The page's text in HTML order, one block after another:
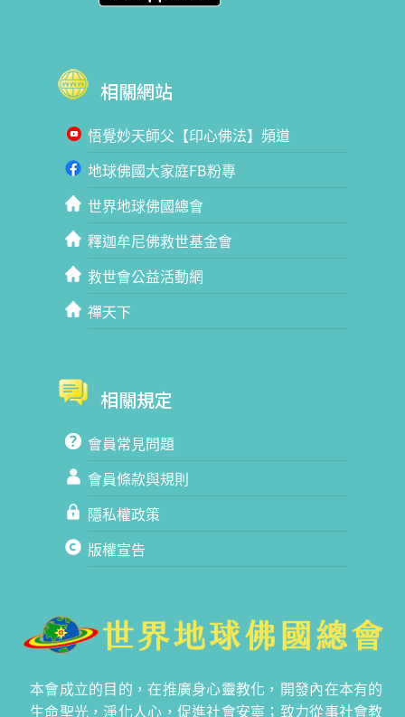
相關網站
悟覺妙天師父【印心佛法】頻道
地球佛國大家庭FB粉專
世界地球佛國總會
釋迦牟尼佛救世基金會
救世會公益活動網
禪天下
相關規定
會員常見問題
會員條款與規則
隱私權政策
版權宣告
本會成立的目的，在推廣身心靈教化，開發內在本有的
生命聖光，淨化人心，促進社會安寧；致力從事社會教